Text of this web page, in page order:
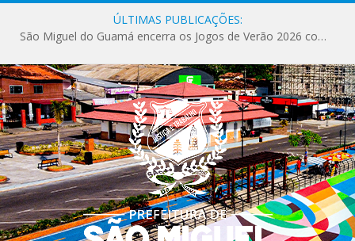
ÚLTIMAS PUBLICAÇÕES:
São Miguel do Guamá encerra os Jogos de Verão 2026 com sucesso de público e competições.